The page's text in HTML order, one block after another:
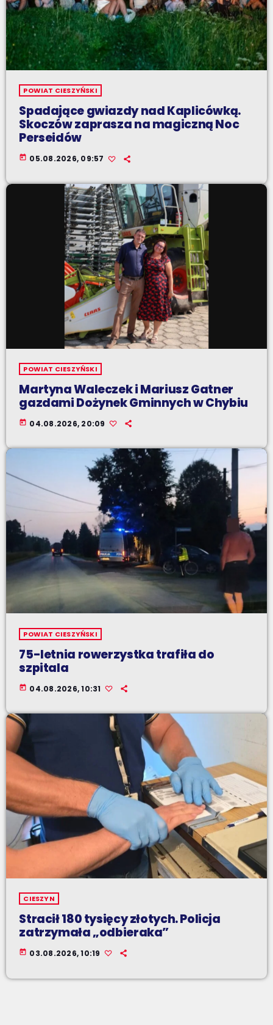
POWIAT CIESZYŃSKI
Spadające gwiazdy nad Kaplicówką.
Skoczów zaprasza na magiczną Noc
Perseidów
today 05.08.2026, 09:57
POWIAT CIESZYŃSKI
Martyna Waleczek i Mariusz Gatner
gazdami Dożynek Gminnych w Chybiu
today 04.08.2026, 20:09
POWIAT CIESZYŃSKI
75-letnia rowerzystka trafiła do
szpitala
today 04.08.2026, 10:31
CIESZYN
Stracił 180 tysięcy złotych. Policja
zatrzymała „odbieraka”
today 03.08.2026, 10:19